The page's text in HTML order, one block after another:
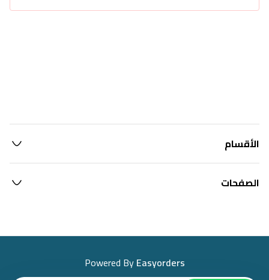
الأقسام
الصفحات
Powered ByEasyorders